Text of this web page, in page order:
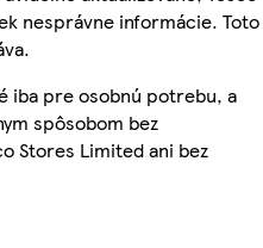
nesprávne informácie. Toto
iba pre osobnú potrebu, a
spôsobom bez
Stores Limited ani bez